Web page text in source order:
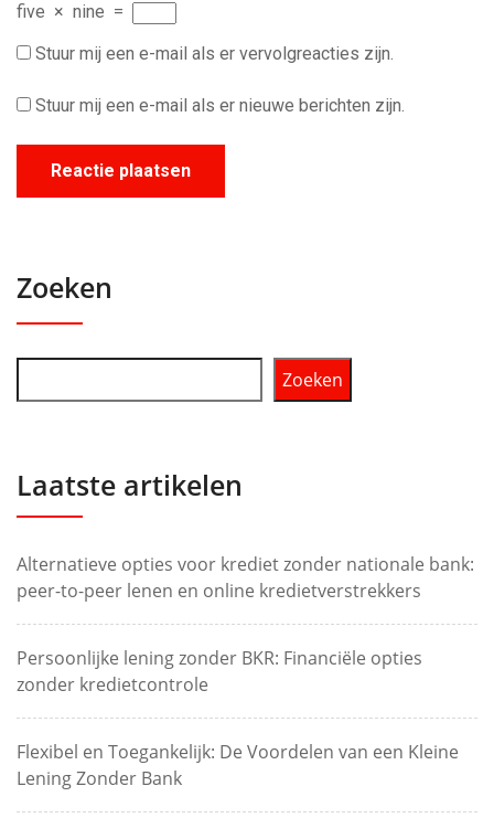
five × nine =
Stuur mij een e-mail als er vervolgreacties zijn.
Stuur mij een e-mail als er nieuwe berichten zijn.
Zoeken
Zoeken
Laatste artikelen
Alternatieve opties voor krediet zonder nationale bank:
peer-to-peer lenen en online kredietverstrekkers
Persoonlijke lening zonder BKR: Financiële opties
zonder kredietcontrole
Flexibel en Toegankelijk: De Voordelen van een Kleine
Lening Zonder Bank